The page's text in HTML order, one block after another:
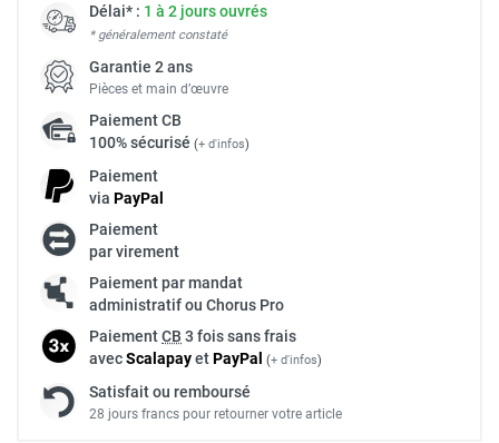
Délai* : 1 à 2 jours ouvrés
* généralement constaté
Garantie 2 ans
Pièces et main d’œuvre
PaiementCB
100% sécurisé (+ d'infos)
Paiement
via PayPal
Paiement
par virement
Paiement par mandat
administratif ou Chorus Pro
PaiementCB 3 fois sans frais
avecScalapayetPayPal (+ d'infos)
Satisfait ou remboursé
28 jours francs pour retourner votre article